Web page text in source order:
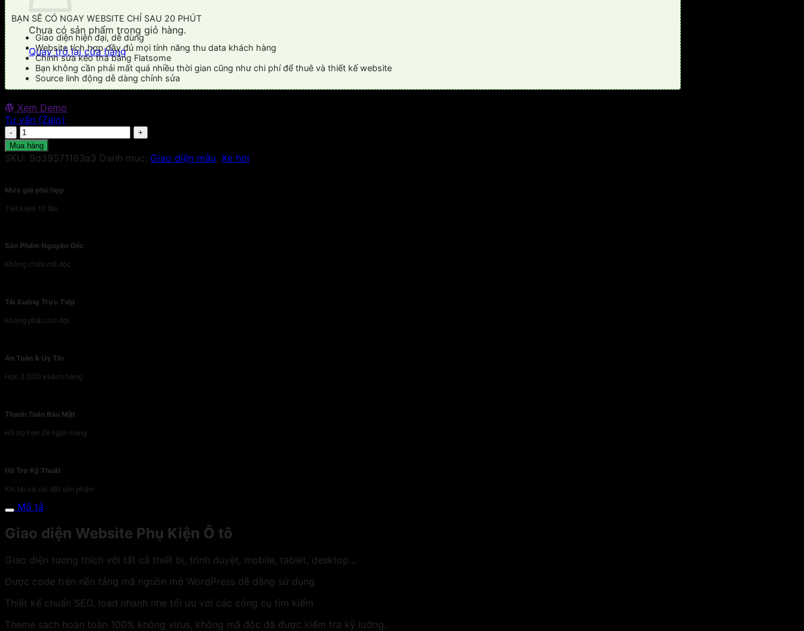
Chưa có sản phẩm trong giỏ hàng.
Quay trở lại cửa hàng
780.000₫.là:
600.000₫.
BẠN SẼ CÓ NGAY WEBSITE CHỈ SAU 20 PHÚT
Giao diện hiện đại, dễ dùng
Website tích hợp đầy đủ mọi tính năng thu data khách hàng
Chỉnh sửa kéo thả bằng Flatsome
Bạn không cần phải mất quá nhiều thời gian cũng như chi phí để thuê và thiết kế website
Source linh động dễ dàng chỉnh sửa
Xem Demo
Tư vấn (Zalo)
Giao
diện
Website
Ô
số
Mua hàng
SKU: 9d39571193a3 Danh mục: Giao diện mẫu Xe hơi
Mức giá phù hợp
Tiết kiệm 10 lần
Sản Phẩm Nguyên Gốc
Không chứa mã độc
Tải Xuống Trực Tiếp
Không phải chờ đợi
An Toàn & Uy Tín
Hơn 3.000 khách hàng
Thanh Toán Bảo Mật
Hỗ trợ hơn 28 ngân hàng
Hỗ Trợ Kỹ Thuật
Khi tải và cài đặt sản phẩm
Mô tả
Giao diện Website Phụ Kiện Ô tô
Giao diện tương thích với tất cả thiết bị, trình duyệt, mobile, tablet, desktop…
Được code trên nền tảng mã nguồn mở WordPress dễ dàng sử dụng
Thiết kế chuẩn SEO, load nhanh nhẹ tối ưu với các công cụ tìm kiếm
Theme sạch hoàn toàn 100% không virus, không mã độc đã được kiểm tra kỹ lưỡng.